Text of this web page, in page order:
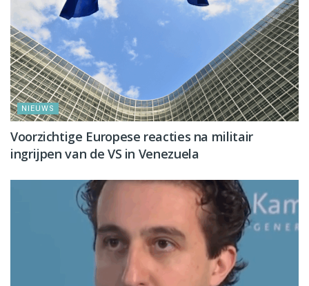
NIEUWS
Voorzichtige Europese reacties na militair
ingrijpen van de VS in Venezuela